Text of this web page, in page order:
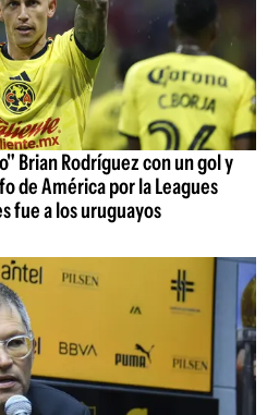
Brian Rodríguez con un gol y
de América por la Leagues
fue a los uruguayos